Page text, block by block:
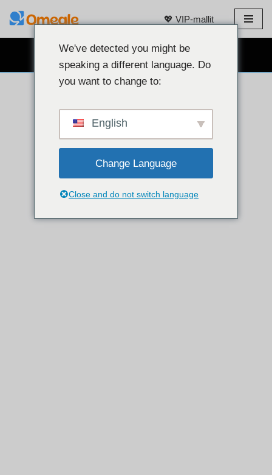
💖 VIP-mallit
ILMAINEN VERKKOKAMERACHAT 👉
We've detected you might be
speaking a different language. Do
you want to change to:
English
Change Language
Close and do not switch language